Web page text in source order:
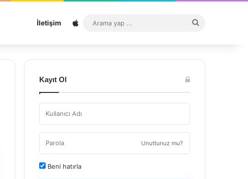
İletişim Sitemap
...
Kayıt Ol
Unuttunuz mu?
Beni hatırla